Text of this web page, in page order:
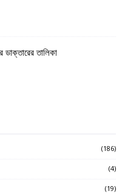
ডাক্তারের তালিকা
(186)
(4)
(19)